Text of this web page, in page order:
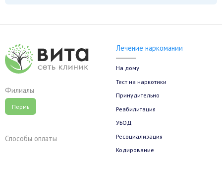
Филиалы
Пермь
Способы оплаты
Лечение наркомании
На дому
Тест на наркотики
Принудительно
Реабилитация
УБОД
Ресоциализация
Кодирование